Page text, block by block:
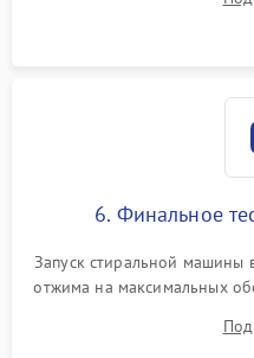
герметиком для
6. Финальное
Запуск стиральной машины
отжима на максимальных
корректности слива,
посторонних стуков